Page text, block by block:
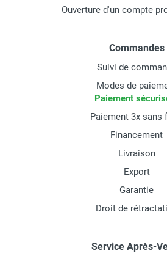
Ouverture d'un compte
Commandes
Suivi de
Modes de
Paiement
Paiement 3x sans
Financement
Livraison
Export
Garantie
Droit de
Service Après-